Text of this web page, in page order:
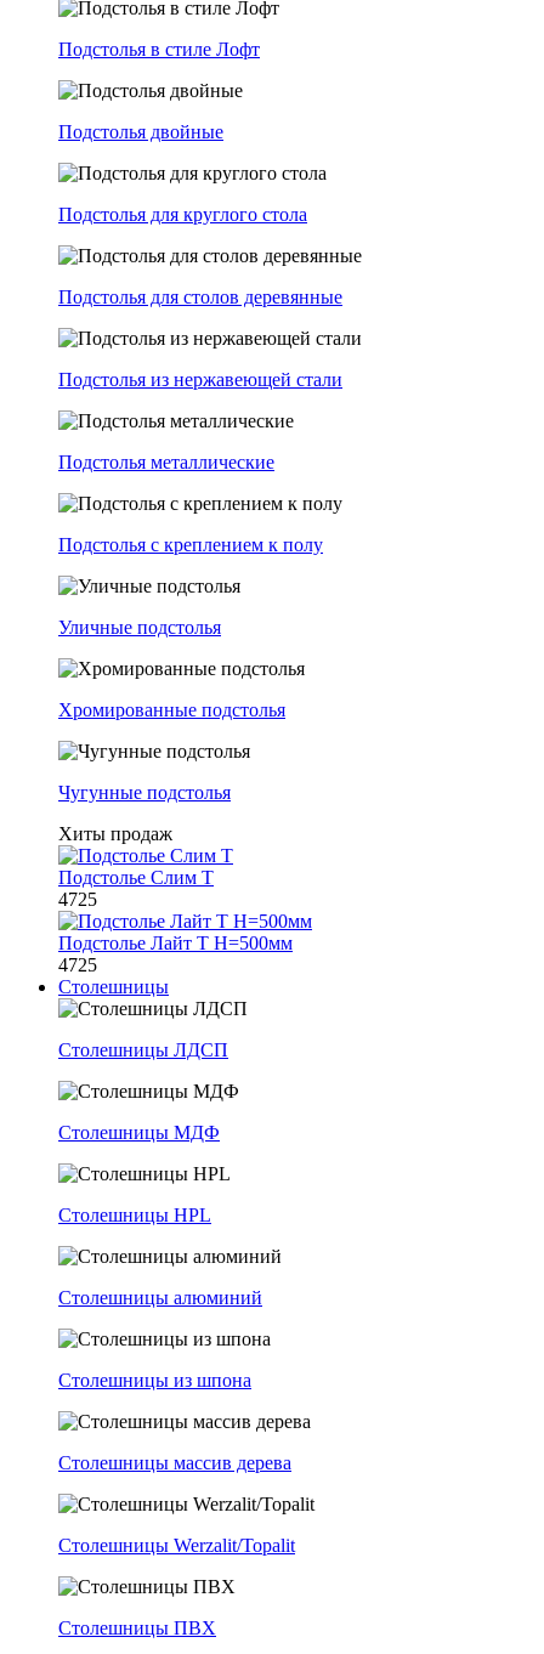
Подстолья в стиле Лофт
Подстолья двойные
Подстолья для круглого стола
Подстолья для столов деревянные
Подстолья из нержавеющей стали
Подстолья металлические
Подстолья с креплением к полу
Уличные подстолья
Хромированные подстолья
Чугунные подстолья
Хиты продаж
Подстолье Слим Т
4725
Подстолье Лайт Т H=500мм
4725
Столешницы
Столешницы ЛДСП
Столешницы МДФ
Столешницы HPL
Столешницы алюминий
Столешницы из шпона
Столешницы массив дерева
Столешницы Werzalit/Topalit
Столешницы ПВХ